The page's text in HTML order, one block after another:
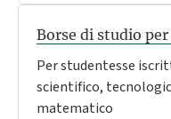
Borse di studio
Per studentesse
scientifico,
matematico